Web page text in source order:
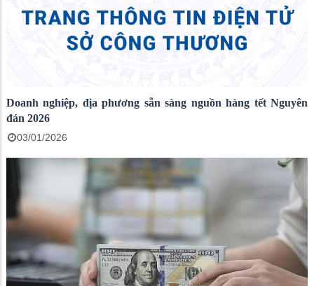
Doanh nghiệp, địa phương sẵn sàng nguồn hàng tết Nguyên
đán 2026
03/01/2026